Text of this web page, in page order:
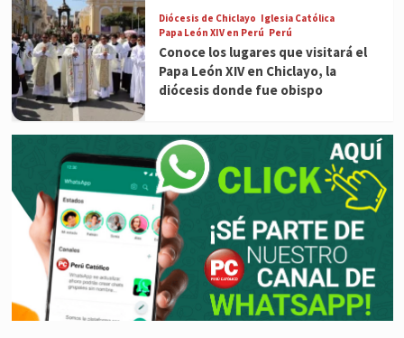
Diócesis de Chiclayo Iglesia Católica
Papa León XIV en Perú Perú
Conoce los lugares que visitará el
Papa León XIV en Chiclayo, la
diócesis donde fue obispo